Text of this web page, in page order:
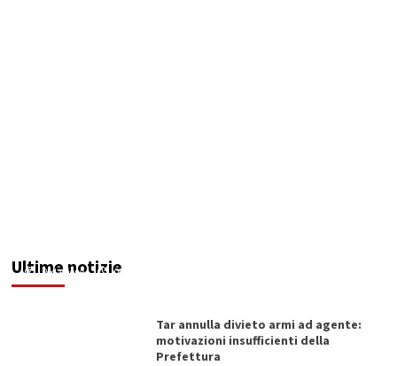
Ultime notizie
Redazione 08/08/2026
Tar annulla divieto armi ad agente:
motivazioni insufficienti della
Prefettura